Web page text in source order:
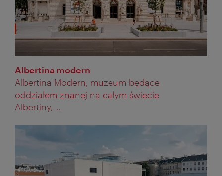
Albertina modern
Albertina Modern, muzeum będące
oddziałem znanej na całym świecie
Albertiny, ...